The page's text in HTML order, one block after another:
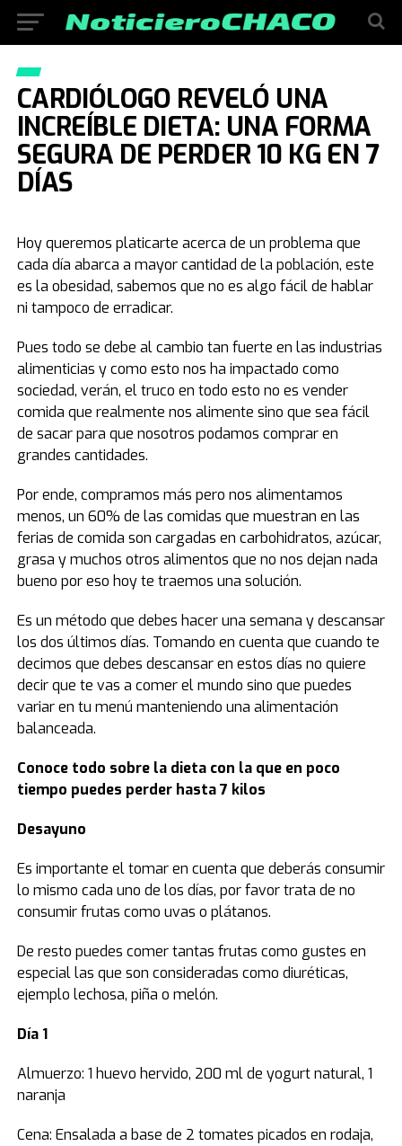
CARDIÓLOGO REVELÓ UNA
INCREÍBLE DIETA: UNA FORMA
SEGURA DE PERDER 10 KG EN 7
DÍAS
Hoy queremos platicarte acerca de un problema que
cada día abarca a mayor cantidad de la población, este
es la obesidad, sabemos que no es algo fácil de hablar
ni tampoco de erradicar.
Pues todo se debe al cambio tan fuerte en las industrias
alimenticias y como esto nos ha impactado como
sociedad, verán, el truco en todo esto no es vender
comida que realmente nos alimente sino que sea fácil
de sacar para que nosotros podamos comprar en
grandes cantidades.
Por ende, compramos más pero nos alimentamos
menos, un 60% de las comidas que muestran en las
ferias de comida son cargadas en carbohidratos, azúcar,
grasa y muchos otros alimentos que no nos dejan nada
bueno por eso hoy te traemos una solución.
Es un método que debes hacer una semana y descansar
los dos últimos días. Tomando en cuenta que cuando te
decimos que debes descansar en estos días no quiere
decir que te vas a comer el mundo sino que puedes
variar en tu menú manteniendo una alimentación
balanceada.
Conoce todo sobre la dieta con la que en poco
tiempo puedes perder hasta 7 kilos
Desayuno
Es importante el tomar en cuenta que deberás consumir
lo mismo cada uno de los días, por favor trata de no
consumir frutas como uvas o plátanos.
De resto puedes comer tantas frutas como gustes en
especial las que son consideradas como diuréticas,
ejemplo lechosa, piña o melón.
Día 1
Almuerzo: 1 huevo hervido, 200 ml de yogurt natural, 1
naranja
Cena: Ensalada a base de 2 tomates picados en rodaja,